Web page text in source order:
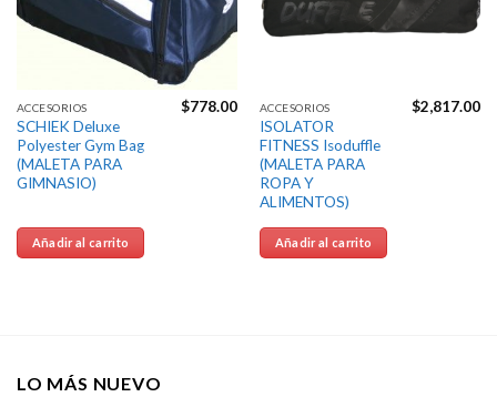
ACCESORIOS
SCHIEK Deluxe
Polyester Gym Bag
(MALETA PARA
GIMNASIO)
$778.00
Añadir al carrito
ACCESORIOS
ISOLATOR
FITNESS Isoduffle
(MALETA PARA
ROPA Y
ALIMENTOS)
$2,817.00
Añadir al carrito
LO MÁS NUEVO